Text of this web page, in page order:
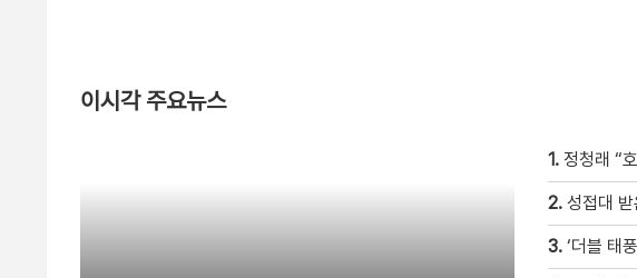
이시각 주요뉴스
1. 정청래 “
2. 성접대 받
3. ‘더블 태